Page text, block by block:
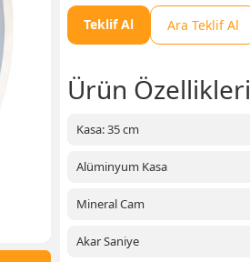
Teklif Al Ara Teklif Al
Ürün Özellikleri
Kasa: 35 cm
Alüminyum Kasa
Mineral Cam
Akar Saniye